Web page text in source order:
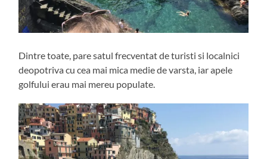
Dintre toate, pare satul frecventat de turisti si localnici
deopotriva cu cea mai mica medie de varsta, iar apele
golfului erau mai mereu populate.